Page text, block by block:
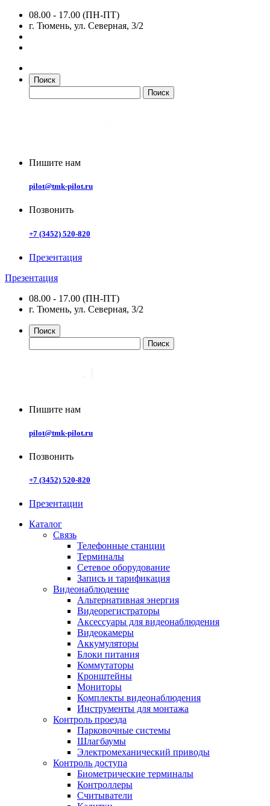
08.00 - 17.00 (ПН-ПТ)
г. Тюмень, ул. Северная, 3/2
Поиск
Пишите нам
pilot@tmk-pilot.ru
Позвонить
+7 (3452) 520-820
Презентация
Презентация
08.00 - 17.00 (ПН-ПТ)
г. Тюмень, ул. Северная, 3/2
Поиск
Пишите нам
pilot@tmk-pilot.ru
Позвонить
+7 (3452) 520-820
Презентации
Каталог
Связь
Телефонные станции
Терминалы
Сетевое оборудование
Запись и тарификация
Видеонаблюдение
Альтернативная энергия
Видеорегистраторы
Аксессуары для видеонаблюдения
Видеокамеры
Аккумуляторы
Блоки питания
Коммутаторы
Кронштейны
Мониторы
Комплекты видеонаблюдения
Инструменты для монтажа
Контроль проезда
Парковочные системы
Шлагбаумы
Электромеханический приводы
Контроль доступа
Биометрические терминалы
Контроллеры
Считыватели